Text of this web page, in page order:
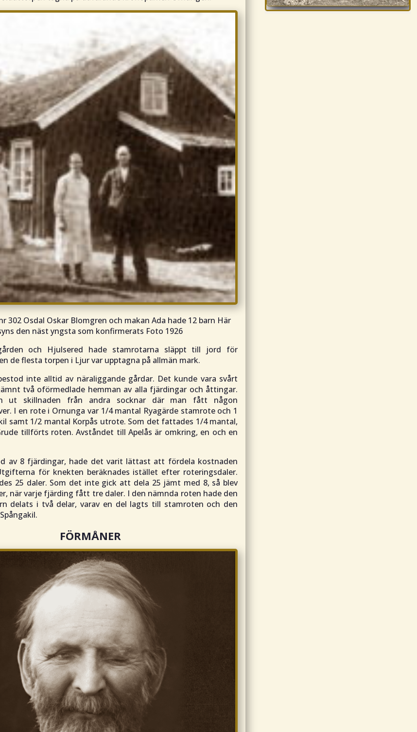
302 Osdal Oskar Blomgren och makan Ada hade 12 barn Här
den näst yngsta som konfirmerats Foto 1926
och Hjulsered hade stamrotarna släppt till jord för
de flesta torpen i Ljur var upptagna på allmän mark.
inte alltid av näraliggande gårdar. Det kunde vara svårt
två oförmedlade hemman av alla fjärdingar och åttingar.
ut skillnaden från andra socknar där man fått någon
I en rote i Ornunga var 1/4 mantal Ryagärde stamrote och 1
samt 1/2 mantal Korpås utrote. Som det fattades 1/4 mantal,
tillförts roten. Avståndet till Apelås är omkring, en och en
av 8 fjärdingar, hade det varit lättast att fördela kostnaden
för knekten beräknades istället efter roteringsdaler.
25 daler. Som det inte gick att dela 25 jämt med 8, så blev
när varje fjärding fått tre daler. I den nämnda roten hade den
delats i två delar, varav en del lagts till stamroten och den
FÖRMÅNER